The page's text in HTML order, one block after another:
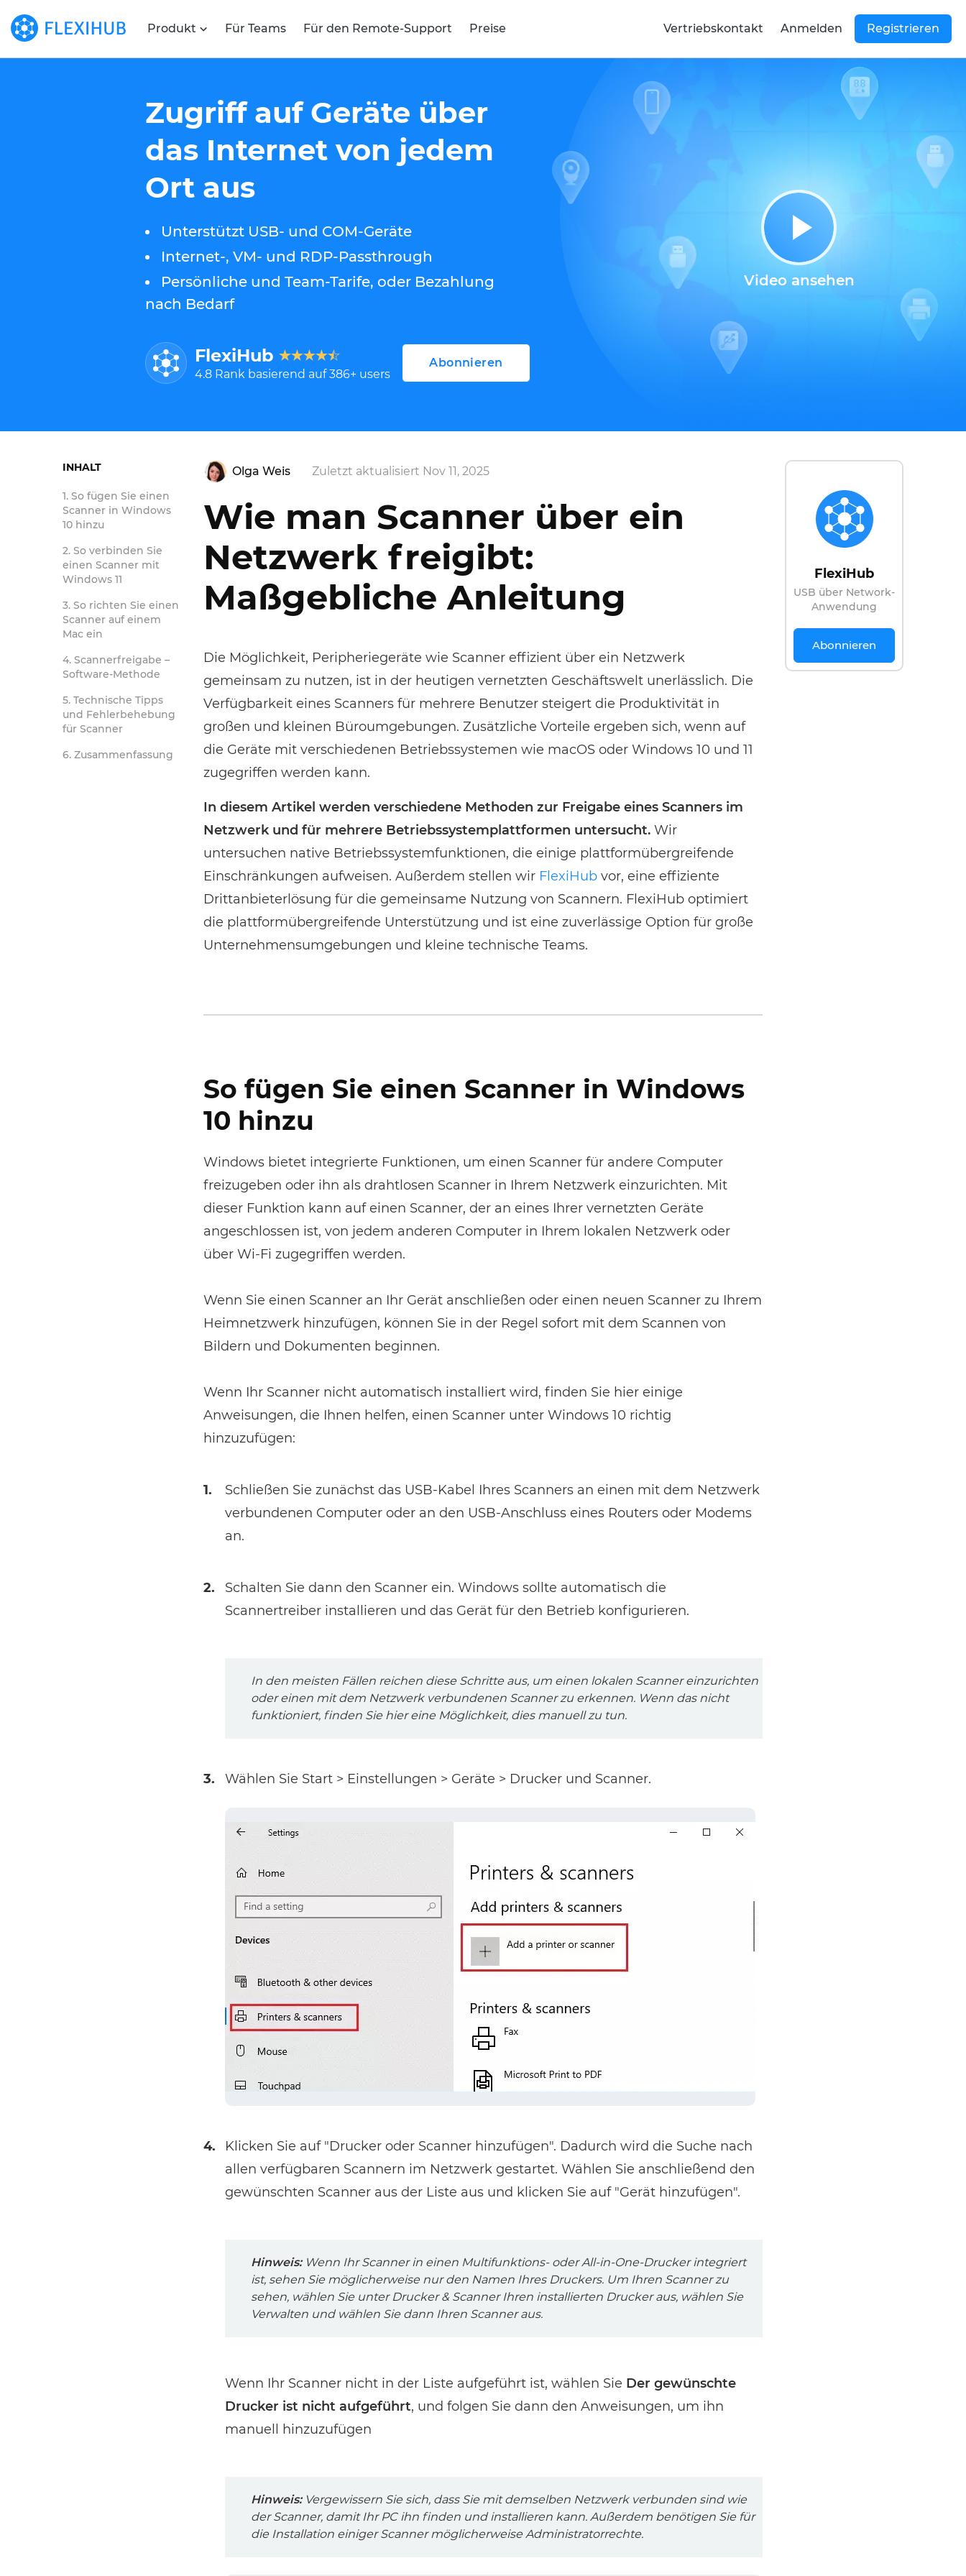
Produkt Für Teams Für den Remote-Support Preise Registrieren
Anmelden
Vertriebskontakt
Zugriff auf Geräte über
das Internet von jedem
Ort aus
Unterstützt USB- und COM-Geräte
Internet-, VM- und RDP-Passthrough
Persönliche und Team-Tarife, oder Bezahlung
nach Bedarf
Video ansehen
FlexiHub
4.8 Rank basierend auf386+ users
Abonnieren
INHALT
So fügen Sie einen
Scanner in Windows
10 hinzu
So verbinden Sie
einen Scanner mit
Windows 11
So richten Sie einen
Scanner auf einem
Mac ein
Scannerfreigabe –
Software-Methode
Technische Tipps
und Fehlerbehebung
für Scanner
Zusammenfassung
FlexiHub
USB über Network-
Anwendung
Abonnieren
Olga Weis Zuletzt aktualisiert Nov 11, 2025
Wie man Scanner über ein
Netzwerk freigibt:
Maßgebliche Anleitung
Die Möglichkeit, Peripheriegeräte wie Scanner effizient über ein Netzwerk
gemeinsam zu nutzen, ist in der heutigen vernetzten Geschäftswelt unerlässlich. Die
Verfügbarkeit eines Scanners für mehrere Benutzer steigert die Produktivität in
großen und kleinen Büroumgebungen. Zusätzliche Vorteile ergeben sich, wenn auf
die Geräte mit verschiedenen Betriebssystemen wie macOS oder Windows 10 und 11
zugegriffen werden kann.
In diesem Artikel werden verschiedene Methoden zur Freigabe eines Scanners im
Netzwerk und für mehrere Betriebssystemplattformen untersucht. Wir
untersuchen native Betriebssystemfunktionen, die einige plattformübergreifende
Einschränkungen aufweisen. Außerdem stellen wir FlexiHubvor, eine effiziente
Drittanbieterlösung für die gemeinsame Nutzung von Scannern. FlexiHub optimiert
die plattformübergreifende Unterstützung und ist eine zuverlässige Option für große
Unternehmensumgebungen und kleine technische Teams.
So fügen Sie einen Scanner in Windows
10 hinzu
Windows bietet integrierte Funktionen, um einen Scanner für andere Computer
freizugeben oder ihn als drahtlosen Scanner in Ihrem Netzwerk einzurichten. Mit
dieser Funktion kann auf einen Scanner, der an eines Ihrer vernetzten Geräte
angeschlossen ist, von jedem anderen Computer in Ihrem lokalen Netzwerk oder
über Wi-Fi zugegriffen werden.
Wenn Sie einen Scanner an Ihr Gerät anschließen oder einen neuen Scanner zu Ihrem
Heimnetzwerk hinzufügen, können Sie in der Regel sofort mit dem Scannen von
Bildern und Dokumenten beginnen.
Wenn Ihr Scanner nicht automatisch installiert wird, finden Sie hier einige
Anweisungen, die Ihnen helfen, einen Scanner unter Windows 10 richtig
hinzuzufügen:
1.
Schließen Sie zunächst das USB-Kabel Ihres Scanners an einen mit dem Netzwerk
verbundenen Computer oder an den USB-Anschluss eines Routers oder Modems
an.
2.
Schalten Sie dann den Scanner ein. Windows sollte automatisch die
Scannertreiber installieren und das Gerät für den Betrieb konfigurieren.
In den meisten Fällen reichen diese Schritte aus, um einen lokalen Scanner einzurichten
oder einen mit dem Netzwerk verbundenen Scanner zu erkennen. Wenn das nicht
funktioniert, finden Sie hier eine Möglichkeit, dies manuell zu tun.
3. Wählen Sie Start > Einstellungen > Geräte > Drucker und Scanner.
4.
Klicken Sie auf "Drucker oder Scanner hinzufügen". Dadurch wird die Suche nach
allen verfügbaren Scannern im Netzwerk gestartet. Wählen Sie anschließend den
gewünschten Scanner aus der Liste aus und klicken Sie auf "Gerät hinzufügen".
Hinweis:Wenn Ihr Scanner in einen Multifunktions- oder All-in-One-Drucker integriert
ist, sehen Sie möglicherweise nur den Namen Ihres Druckers. Um Ihren Scanner zu
sehen, wählen Sie unter Drucker & Scanner Ihren installierten Drucker aus, wählen Sie
Verwalten und wählen Sie dann Ihren Scanner aus.
Wenn Ihr Scanner nicht in der Liste aufgeführt ist, wählen Sie Der gewünschte
Drucker ist nicht aufgeführt, und folgen Sie dann den Anweisungen, um ihn
manuell hinzuzufügen
Hinweis:Vergewissern Sie sich, dass Sie mit demselben Netzwerk verbunden sind wie
der Scanner, damit Ihr PC ihn finden und installieren kann. Außerdem benötigen Sie für
die Installation einiger Scanner möglicherweise Administratorrechte.